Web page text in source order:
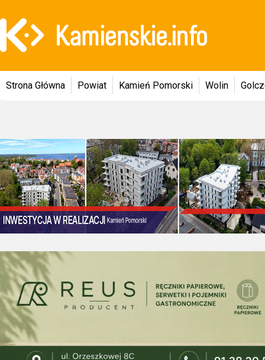
Strona Główna Powiat Kamień Pomorski Wolin